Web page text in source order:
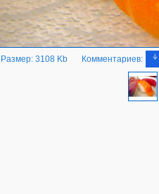
Размер: 3108 Kb Комментариев: